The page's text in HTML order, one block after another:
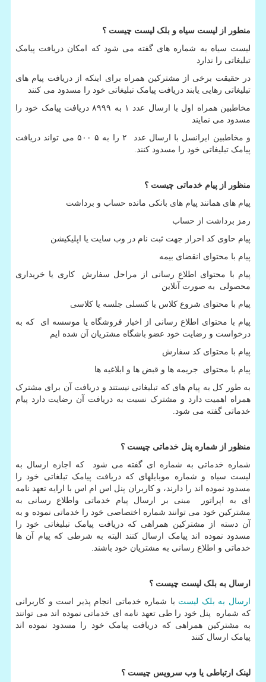
منطور از لیست سیاه و بلک لیست چیست ؟
لیست سیاه به شماره های گفته می شود که امکان دریافت پیامک
تبلیغاتی را ندارد
در حقیقت برخی از مشترکین همراه برای اینکه از دریافت پیام های
تبلیغاتی رهایی یابند دریافت پیامک تبلیغاتی خود را مسدود می کنند
مخاطبین همراه اول با ارسال عدد ۱ به ۸۹۹۹ دریافت پیامک خود را
مسدود می نمایند
و مخاطبین ایرانسل با ارسال عدد ۲ را به ۵ ۵۰۰ می تواند دریافت
پیامک تبلیغاتی خود را مسدود کنند.
منظور از پیام خدماتی چیست ؟
پیام های همانند پیام های بانکی مانده حساب و برداشت
رمز برداشت از حساب
پیام حاوی کد احراز جهت ثبت نام در وب سایت یا اپلیکیشن
پیام با محتوای انقضای بیمه
پیام با محتوای اطلاع رسانی از مراحل سفارش کاری یا خریداری
محصولی به صورت آنلاین
پیام با محتوای شروع کلاس یا کنسلی جلسه یا کلاسی
پیام با محتوای اطلاع رسانی از اخبار فروشگاه یا موسسه ای که به
درخواست و رضایت خود عضو باشگاه مشتریان آن شده ایم
پیام با محتوای کد سفارش
پیام با محتوای جریمه ها و قبض ها و ابلاغیه ها
به طور کل به پیام های که تبلیغاتی نیستند و دریافت آن برای مشترک
همراه اهمیت دارد و مشترک نسبت به دریافت آن رضایت دارد پیام
خدماتی گفته می شود.
منظور از شماره پنل خدماتی چیست ؟
شماره خدماتی به شماره ای گفته می شود که اجازه ارسال به
لیست سیاه و شماره موبایلهای که دریافت پیامک تبلغاتی خود را
مسدود نموده اند را دارند، و کاربران پنل اس ام اس با ارایه تعهد نامه
ای به اپراتور مبنی بر ارسال پیام خدماتی واطلاع رسانی به
مشترکین خود می توانند شماره اختصاصی خود را خدماتی نموده و به
آن دسته از مشترکین همراهی که دریافت پیامک تبلیغاتی خود را
مسدود نموده اند پیامک ارسال کنند البته به شرطی که پیام آن ها
خدماتی و اطلاع رسانی به مشتریان خود باشند.
ارسال به بلک لیست چیست ؟
ارسال به بلک لیست با شماره خدماتی انجام پذیر است و کاربرانی
که شماره پنل خود را طی تعهد نامه ای خدماتی نموده اند می توانند
به مشترکین همراهی که دریافت پیامک خود را مسدود نموده اند
پیامک ارسال کنند
لینک ارتباطی یا وب سرویس چیست ؟